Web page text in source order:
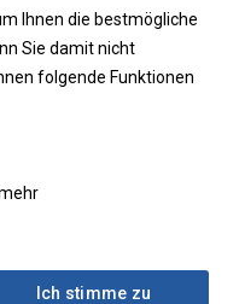
Ihnen die bestmögliche
Sie damit nicht
folgende Funktionen
Ich stimme zu